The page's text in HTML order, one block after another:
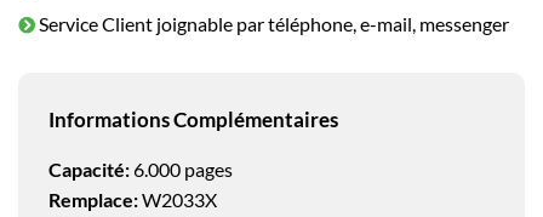
Service Client joignable par téléphone, e-mail, messenger
Informations Complémentaires
Capacité:6.000 pages
Remplace:W2033X